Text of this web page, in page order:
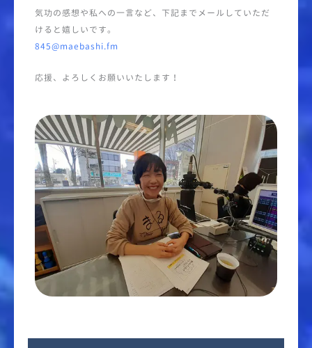
気功の感想や私への一言など、下記までメールしていただ
けると嬉しいです。
845@maebashi.fm
応援、よろしくお願いいたします！